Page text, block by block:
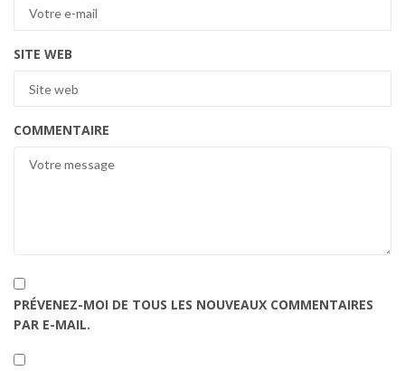
SITE WEB
COMMENTAIRE
PRÉVENEZ-MOI DE TOUS LES NOUVEAUX COMMENTAIRES
PAR E-MAIL.